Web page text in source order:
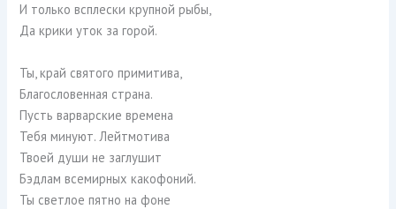
И только всплески крупной рыбы,
Да крики уток за горой.
Ты, край святого примитива,
Благословенная страна.
Пусть варварские времена
Тебя минуют. Лейтмотива
Твоей души не заглушит
Бэдлам всемирных какофоний.
Ты светлое пятно на фоне